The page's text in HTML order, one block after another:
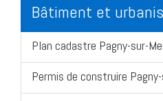
Bâtiment et
Plan cadastre Pagny-sur-
Permis de construire